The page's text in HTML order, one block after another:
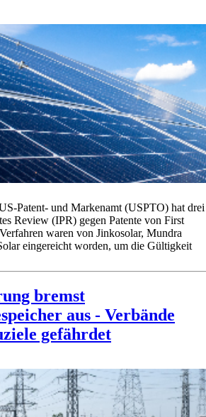
Patent- und Markenamt (USPTO) hat drei
Review (IPR) gegen Patente von First
waren von Jinkosolar, Mundra
eingereicht worden, um die Gültigkeit
bremst
aus - Verbände
gefährdet